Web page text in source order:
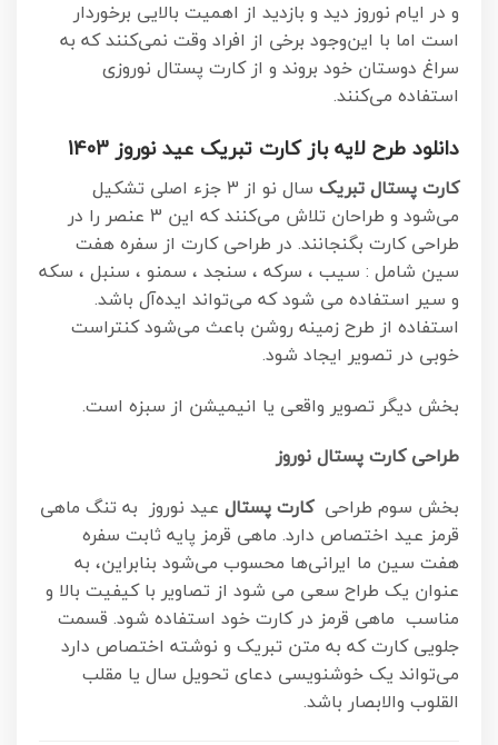
و در ایام نوروز دید و بازدید از اهمیت بالایی برخوردار
است اما با این‌وجود برخی از افراد وقت نمی‌کنند که به
سراغ دوستان خود بروند و از کارت پستال نوروزی
استفاده می‌کنند.
دانلود طرح لایه باز کارت تبریک عید نوروز 1403
کارت پستال تبریک
سال نو از 3 جزء اصلی تشکیل
می‌شود و طراحان تلاش می‌کنند که این 3 عنصر را در
طراحی کارت بگنجانند. در طراحی کارت از سفره هفت
سین شامل : سیب ، سرکه ، سنجد ، سمنو ، سنبل ، سکه
و سیر استفاده می شود که می‌تواند ایده‌آل باشد.
استفاده از طرح زمینه روشن باعث می‌شود کنتراست
خوبی در تصویر ایجاد شود.
بخش دیگر تصویر واقعی یا انیمیشن از سبزه است.
طراحی کارت پستال نوروز
بخش سوم طراحیکارت پستال عید نوروز به تنگ ماهی
قرمز عید اختصاص دارد. ماهی قرمز پایه ثابت سفره
هفت سین ما ایرانی‌ها محسوب می‌شود بنابراین، به
عنوان یک طراح سعی می شود از تصاویر با کیفیت بالا و
مناسب ماهی قرمز در کارت خود استفاده شود. قسمت
جلویی کارت که به متن تبریک و نوشته اختصاص دارد
می‌تواند یک خوشنویسی دعای تحویل سال یا مقلب
القلوب والابصار باشد.